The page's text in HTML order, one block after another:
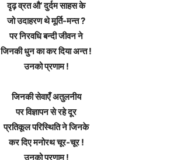
दृढ़ व्रत औ’ दुर्दम साहस के
जो उदाहरण थे मूर्ति-मन्त ?
पर निरवधि बन्दी जीवन ने
जिनकी धुन का कर दिया अन्त !
उनको प्रणाम !
जिनकी सेवाएँ अतुलनीय
पर विज्ञापन से रहे दूर
प्रतिकूल परिस्थिति ने जिनके
कर दिए मनोरथ चूर-चूर !
उनको प्रणाम !